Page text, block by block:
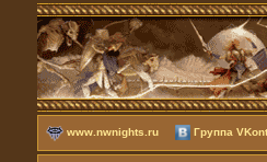
www.nwnights.ru Группа